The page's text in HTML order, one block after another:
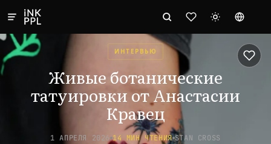
ИНТЕРВЬЮ
Живые ботанические
татуировки от Анастасии
Кравец
1 АПРЕЛЯ 2026 14 МИН ЧТЕНИЯ STAN CROSS